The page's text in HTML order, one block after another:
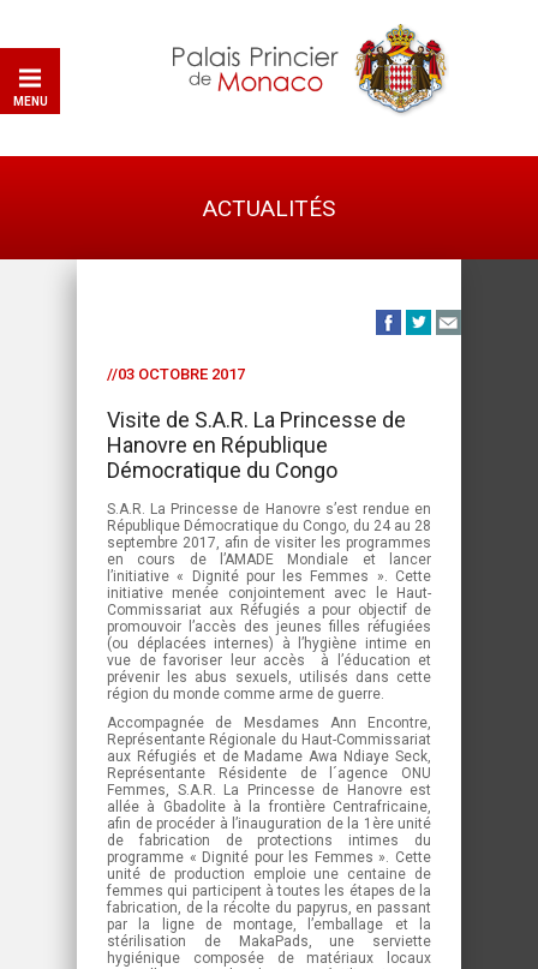
MENU
ACTUALITÉS
//03 OCTOBRE 2017
Visite de S.A.R. La Princesse de
Hanovre en République
Démocratique du Congo
S.A.R. La Princesse de Hanovre s’est rendue en
République Démocratique du Congo, du 24 au 28
septembre 2017, afin de visiter les programmes
en cours de l’AMADE Mondiale et lancer
l’initiative « Dignité pour les Femmes ». Cette
initiative menée conjointement avec le Haut-
Commissariat aux Réfugiés a pour objectif de
promouvoir l’accès des jeunes filles réfugiées
(ou déplacées internes) à l’hygiène intime en
vue de favoriser leur accès à l’éducation et
prévenir les abus sexuels, utilisés dans cette
région du monde comme arme de guerre.
Accompagnée de Mesdames Ann Encontre,
Représentante Régionale du Haut-Commissariat
aux Réfugiés et de Madame Awa Ndiaye Seck,
Représentante Résidente de l´agence ONU
Femmes, S.A.R. La Princesse de Hanovre est
allée à Gbadolite à la frontière Centrafricaine,
afin de procéder à l’inauguration de la 1ère unité
de fabrication de protections intimes du
programme « Dignité pour les Femmes ». Cette
unité de production emploie une centaine de
femmes qui participent à toutes les étapes de la
fabrication, de la récolte du papyrus, en passant
par la ligne de montage, l’emballage et la
stérilisation de MakaPads, une serviette
hygiénique composée de matériaux locaux